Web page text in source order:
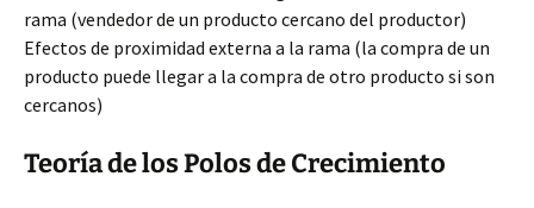
rama (vendedor de un producto cercano del productor)
Efectos de proximidad externa a la rama (la compra de un
producto puede llegar a la compra de otro producto si son
cercanos)
Teoría de los Polos de Crecimiento